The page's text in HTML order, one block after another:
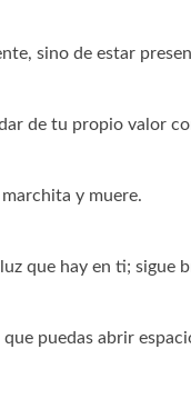
sino de estar
de tu propio valor
y muere.
que hay en ti; sigue
puedas abrir